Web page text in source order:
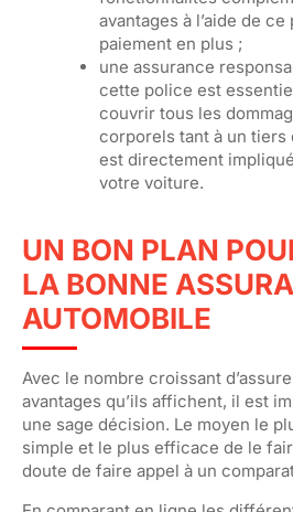
avantages à l’aide de
paiement en plus ;
une assurance
cette police est
couvrir tous les
corporels tant à un tiers
est directement
votre voiture.
UN BON PLAN
LA BONNE
AUTOMOBILE
Avec le nombre croissant
avantages qu’ils affichent, il est
une sage décision. Le moyen le
simple et le plus efficace de le
doute de faire appel à un